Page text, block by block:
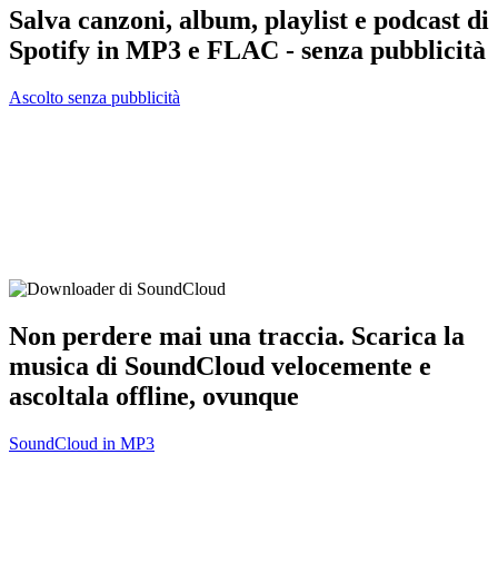
Salva canzoni, album, playlist e podcast di
Spotify in MP3 e FLAC - senza pubblicità
Ascolto senza pubblicità
Non perdere mai una traccia. Scarica la
musica di SoundCloud velocemente e
ascoltala offline, ovunque
SoundCloud in MP3